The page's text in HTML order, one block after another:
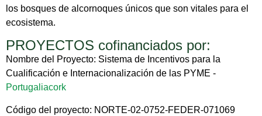
los bosques de alcornoques únicos que son vitales para el
ecosistema.
PROYECTOS cofinanciados por:
Nombre del Proyecto: Sistema de Incentivos para la
Cualificación e Internacionalización de las PYME -
Portugaliacork
Código del proyecto: NORTE-02-0752-FEDER-071069